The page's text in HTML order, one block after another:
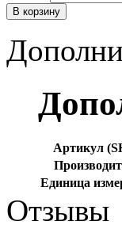
В корзину
Артикул
Единица
Отзывы